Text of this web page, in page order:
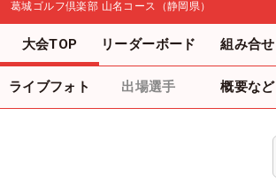
葛城ゴルフ倶楽部 山名コース（静岡県）
大会TOP リーダーボード 組み合せ
ライブフォト 出場選手 概要など